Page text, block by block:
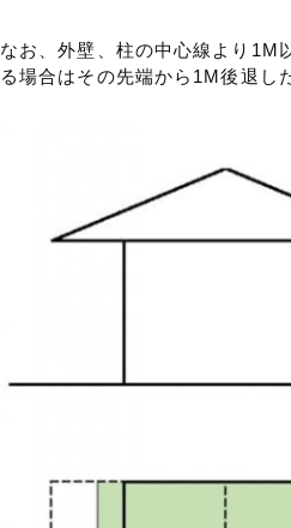
なお、外壁、柱の中心線より1M
る場合はその先端から1M後退し